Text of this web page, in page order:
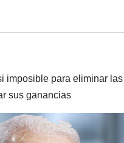
imposible para eliminar
sus ganancias